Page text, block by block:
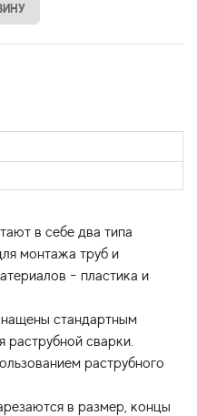
в себе два типа
монтажа труб и
- пластика и
стандартным
раструбной сварки.
раструбного
в размер, концы